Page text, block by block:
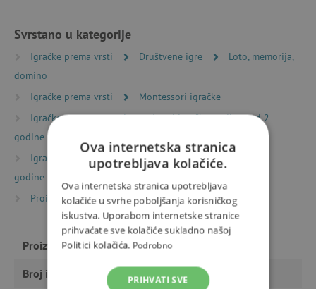
Svrstano u kategorije
Igračke prema vrsti Društvene igre
Loto, memorija,
domino
Igračke prema vrsti
Montessori igračke
Igračke prema starosti
Igre i igračke za djecu od 2
godine
Igračke prema starosti
Igre i igračke za djecu od 3
godine
Proizvođači
Djeco
Proizvođač Djeco
Broj igrača
Ova internetska stranica
upotrebljava kolačiće.
Ova internetska stranica upotrebljava
kolačiće u svrhe poboljšanja korisničkog
iskustva. Uporabom internetske stranice
prihvaćate sve kolačiće sukladno našoj
Politici kolačića. Podrobno
PRIHVATI SVE